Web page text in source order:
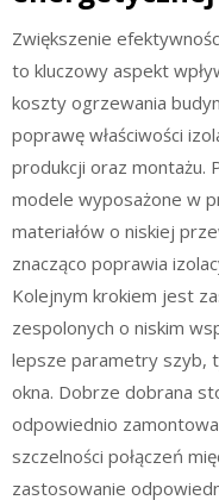
Zwiększenie
to kluczowy aspekt
koszty ogrzewania
poprawę właściwości
produkcji oraz montażu.
modele wyposażone w
materiałów o niskiej
znacząco poprawia
Kolejnym krokiem jest
zespolonych o niskim
lepsze parametry szyb,
okna. Dobrze dobrana
odpowiednio
szczelności połączeń
zastosowanie